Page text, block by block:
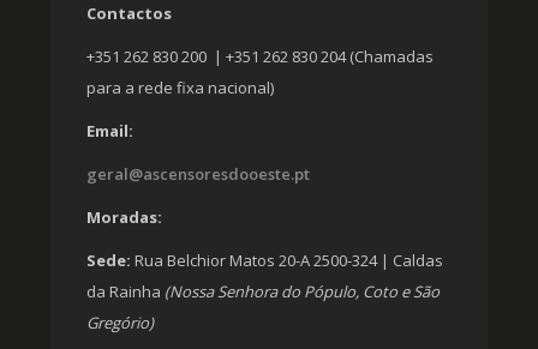
Contactos
+351 262 830 200 | +351 262 830 204 (Chamadas
para a rede fixa nacional)
Email:
geral@ascensoresdooeste.pt
Moradas:
Sede: Rua Belchior Matos 20-A 2500-324 | Caldas
da Rainha (Nossa Senhora do Pópulo, Coto e São
Gregório)